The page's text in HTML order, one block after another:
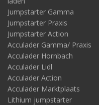
Jumpstarter Gamma
Jumpstarter Praxis
Jumpstarter Action
Acculader Gamma/ Praxis
Acculader Hornbach
Acculader Lidl
Acculader Action
Acculader Marktplaats
Lithium jumpstarter